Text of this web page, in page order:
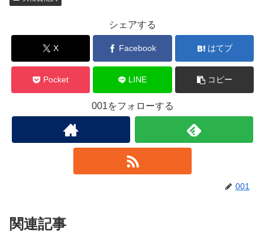
シェアする
X Facebook はてブ
Pocket LINE コピー
001をフォローする
001
関連記事